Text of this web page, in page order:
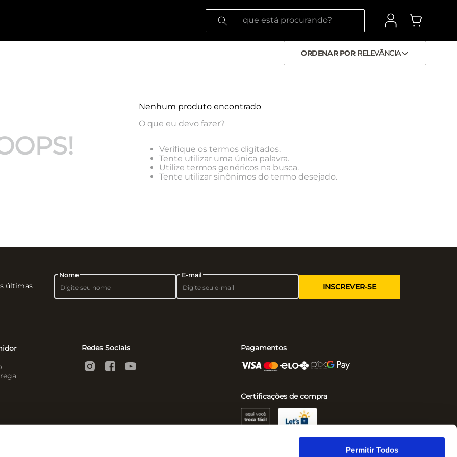
Permitir Todos
O que está procurando?
ORDENAR POR RELEVÂNCIA
Nenhum produto encontrado
O que eu devo fazer?
Verifique os termos digitados.
Tente utilizar uma única palavra.
Utilize termos genéricos na busca.
Tente utilizar sinônimos do termo desejado.
últimas
Nome E-mail
INSCREVER-SE
Redes Sociais Pagamentos
Certificações de compra